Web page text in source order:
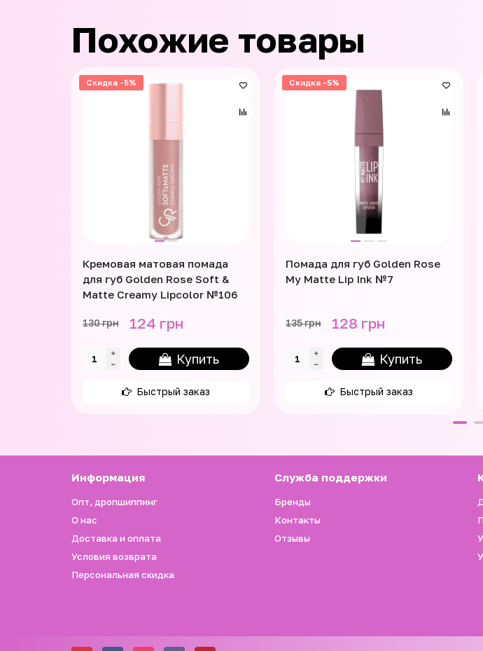
Похожие товары
Скидка -5%
Кремовая матовая помада
для губ Golden Rose Soft &
Matte Creamy Lipcolor №106
130 грн 124 грн
Купить
Быстрый заказ
Скидка -5%
Помада для губ Golden Rose
My Matte Lip Ink №7
135 грн 128 грн
Купить
Быстрый заказ
Информация
Опт, дропшиппинг
О нас
Доставка и оплата
Условия возврата
Персональная скидка
Служба поддержки
Бренды
Контакты
Отзывы